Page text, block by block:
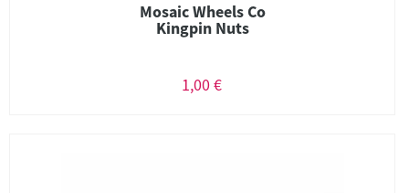
Mosaic Wheels Co
Kingpin Nuts
1,00 €